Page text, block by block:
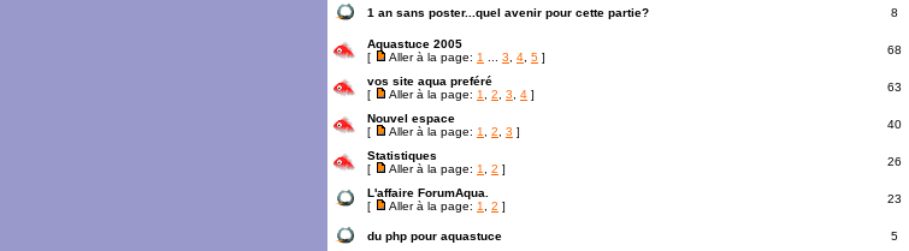
1 an sans poster...quel avenir pour cette partie? 8
Aquastuce 2005
[
Aller à la page: 1 3 4 5 ]
68
vos site aqua preféré
[
Aller à la page: 1 2 3 4 ]
63
Nouvel espace
[
Aller à la page: 1 2 3 ]
40
Statistiques
[
Aller à la page: 1 2 ]
26
L'affaire ForumAqua.
[
Aller à la page: 1 2 ]
23
du php pour aquastuce 5